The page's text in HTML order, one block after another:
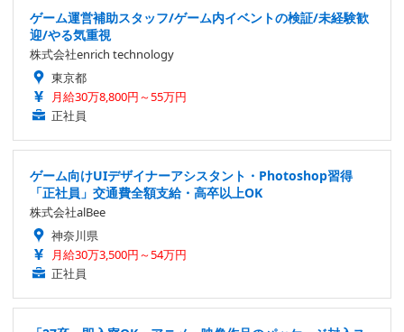
ゲーム運営補助スタッフ/ゲーム内イベントの検証/未経験歓
迎/やる気重視
株式会社enrich technology
東京都
月給30万8,800円～55万円
正社員
ゲーム向けUIデザイナーアシスタント・Photoshop習得
「正社員」交通費全額支給・高卒以上OK
株式会社alBee
神奈川県
月給30万3,500円～54万円
正社員